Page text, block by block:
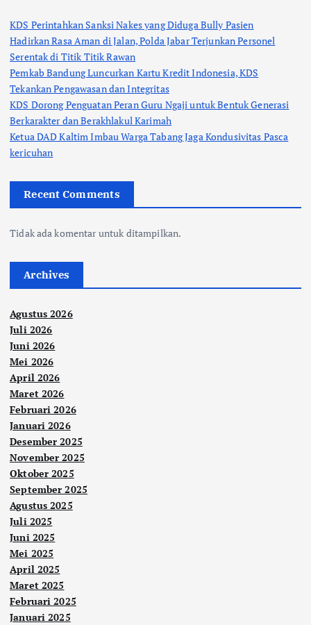
KDS Perintahkan Sanksi Nakes yang Diduga Bully Pasien
Hadirkan Rasa Aman di Jalan, Polda Jabar Terjunkan Personel
Serentak di Titik Titik Rawan
Pemkab Bandung Luncurkan Kartu Kredit Indonesia, KDS
Tekankan Pengawasan dan Integritas
KDS Dorong Penguatan Peran Guru Ngaji untuk Bentuk Generasi
Berkarakter dan Berakhlakul Karimah
Ketua DAD Kaltim Imbau Warga Tabang Jaga Kondusivitas Pasca
kericuhan
Recent Comments
Tidak ada komentar untuk ditampilkan.
Archives
Agustus 2026
Juli 2026
Juni 2026
Mei 2026
April 2026
Maret 2026
Februari 2026
Januari 2026
Desember 2025
November 2025
Oktober 2025
September 2025
Agustus 2025
Juli 2025
Juni 2025
Mei 2025
April 2025
Maret 2025
Februari 2025
Januari 2025